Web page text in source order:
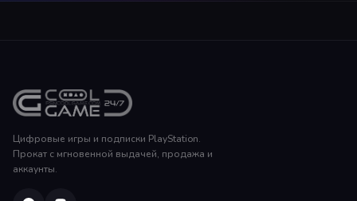
Цифровые игры и подписки PlayStation.
Прокат с мгновенной выдачей, продажа и
аккаунты.